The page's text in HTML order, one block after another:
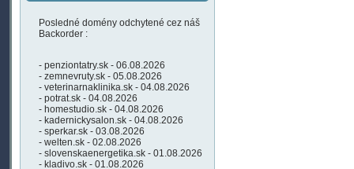
Posledné domény odchytené cez náš
Backorder :
- penziontatry.sk - 06.08.2026
- zemnevruty.sk - 05.08.2026
- veterinarnaklinika.sk - 04.08.2026
- potrat.sk - 04.08.2026
- homestudio.sk - 04.08.2026
- kadernickysalon.sk - 04.08.2026
- sperkar.sk - 03.08.2026
- welten.sk - 02.08.2026
- slovenskaenergetika.sk - 01.08.2026
- kladivo.sk - 01.08.2026